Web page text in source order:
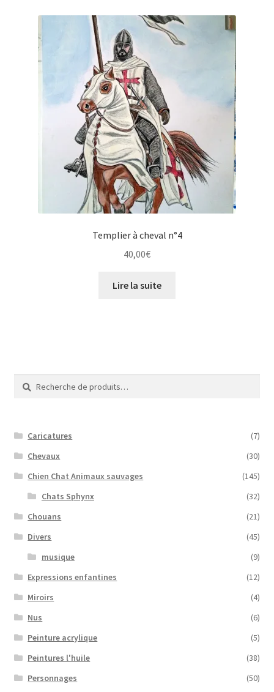
Templier à cheval n°4
40,00€
Lire la suite
Recherche
pour :
Recherche
Caricatures
(7)
Chevaux
(30)
Chien Chat Animaux sauvages
(145)
Chats Sphynx
(32)
Chouans
(21)
Divers
(45)
musique
(9)
Expressions enfantines
(12)
Miroirs
(4)
Nus
(6)
Peinture acrylique
(5)
Peintures l'huile
(38)
Personnages
(50)